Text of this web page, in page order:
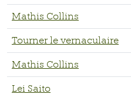
Mathis Collins
Tourner le vernaculaire
Mathis Collins
Lei Saito